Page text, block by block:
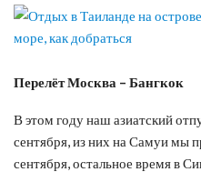
Перелёт Москва – Бангкок
В этом году наш азиатский
сентября, из них на Самуи мы
сентября, остальное время в